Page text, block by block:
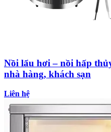
Nồi lẩu hơi – nồi hấp
nhà hàng, khách sạn
Liên hệ